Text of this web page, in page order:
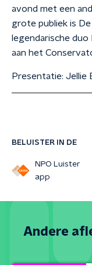
BELUISTER IN DE
NPO Luister
app
avond met een
grote publiek is
legendarische
aan het
Presentatie: Jellie
Andere